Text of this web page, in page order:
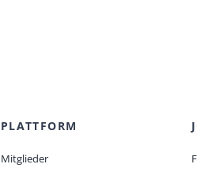
PLATTFORM
Mitglieder